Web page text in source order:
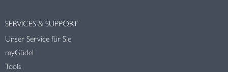
SERVICES & SUPPORT
Unser Service für Sie
myGüdel
Tools